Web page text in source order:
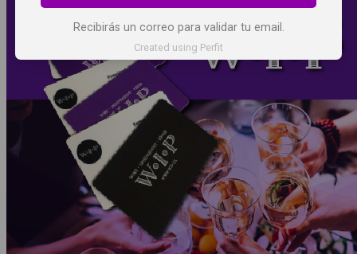
Recibirás un correo para validar tu email.
Created using Perfit